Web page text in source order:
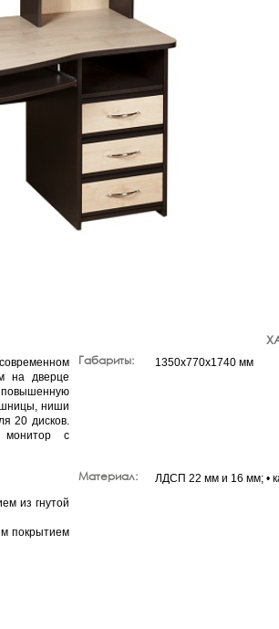
на дверце
ниши
20 дисков.
монитор с
из гнутой
покрытием
Габариты: 1350x770x1740 мм
Материал: ЛДСП 22 мм и 16 мм; •